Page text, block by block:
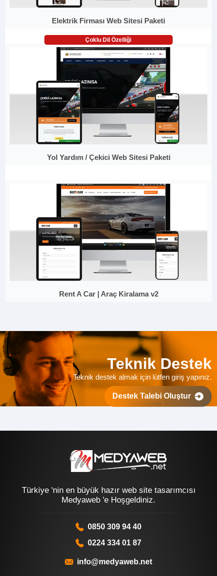
Elektrik Firması Web Sitesi Paketi
Çoklu Dil Özelliği
Yol Yardım / Çekici Web Sitesi Paketi
Rent A Car | Araç Kiralama v2
Teknik Destek
Teknik destek almak için lütfen giriş yapınız.
Destek Talebi Oluştur
Türkiye 'nin en büyük hazır web site tasarımcısı
Medyaweb 'e Hoşgeldiniz.
0850 309 94 40
0224 334 01 87
info@medyaweb.net